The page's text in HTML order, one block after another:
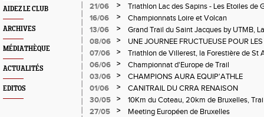
AIDEZ LE CLUB
ARCHIVES
MÉDIATHÈQUE
ACTUALITÉS
EDITOS
21/06
>
Triathlon Lac des Sapins - Les Etoiles de
16/06
>
Championnats Loire et Volcan
13/06
>
Grand Trail du Saint Jacques by UTMB,
d'Andrézieux-Bouthéon
08/06 >
UNE JOURNEE FRUCTUEUSE POUR
CHAMPIONNATS DE LA LOIRE A
07/06 >
Triathlon de Villerest, la Forestière de St
Circuit de la Sure, Tour du Pays Roannais
06/06 >
Championnat d'Europe de Trail
03/06
>
CHAMPIONS AURA EQUIP'ATHLE
01/06
>
CANITRAIL DU CRRA RENAISON
30/05
>
10Km du Coteau, 20km de Bruxelles,
Pilatrail
27/05 >
Meeting Européen de Bruxelles